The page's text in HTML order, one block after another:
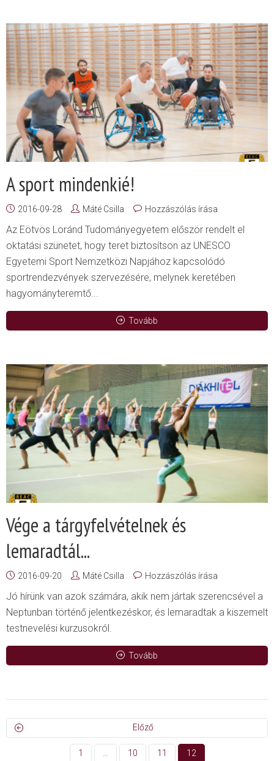
A sport mindenkié!
2016-09-28 Máté Csilla Hozzászólás írása
Az Eötvös Loránd Tudományegyetem először rendelt el
oktatási szünetet, hogy teret biztosítson az UNESCO
Egyetemi Sport Nemzetközi Napjához kapcsolódó
sportrendezvények szervezésére, melynek keretében
hagyományteremtő...
Tovább
Vége a tárgyfelvételnek és
lemaradtál...
2016-09-20 Máté Csilla Hozzászólás írása
Jó hírünk van azok számára, akik nem jártak szerencsével a
Neptunban történő jelentkezéskor, és lemaradtak a kiszemelt
testnevelési kurzusokról.
Tovább
Előző
1 10 11 12